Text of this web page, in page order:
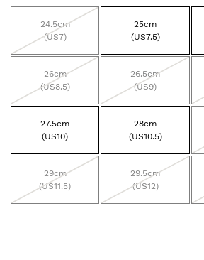
24.5cm
(US7)
25cm
(US7.5)
26cm
(US8.5)
26.5cm
(US9)
27.5cm
(US10)
28cm
(US10.5)
29cm
(US11.5)
29.5cm
(US12)